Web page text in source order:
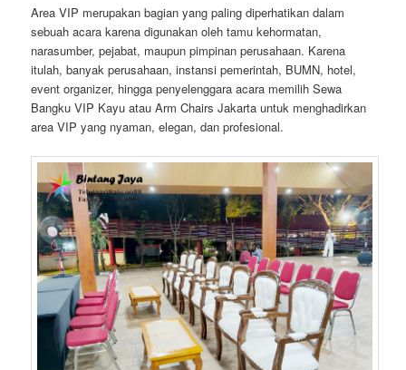
Area VIP merupakan bagian yang paling diperhatikan dalam
sebuah acara karena digunakan oleh tamu kehormatan,
narasumber, pejabat, maupun pimpinan perusahaan. Karena
itulah, banyak perusahaan, instansi pemerintah, BUMN, hotel,
event organizer, hingga penyelenggara acara memilih Sewa
Bangku VIP Kayu atau Arm Chairs Jakarta untuk menghadirkan
area VIP yang nyaman, elegan, dan profesional.